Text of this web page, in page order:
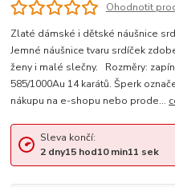
Ohodnotit
Zlaté dámské i dětské náušnice
Jemné náušnice tvaru srdíček
ženy i malé slečny. Rozměry:
585/1000Au 14 karátů. Šperk
nákupu na e-shopu nebo prode...
Sleva končí:
2 dny15hod10min11 sek